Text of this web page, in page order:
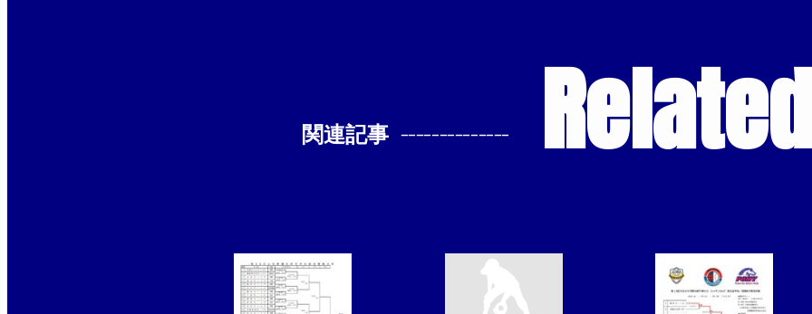
関連記事 --------------